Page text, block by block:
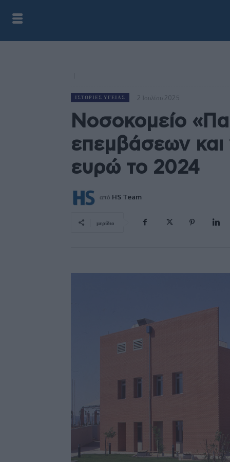
ΙΣΤΟΡΊΕΣ ΥΓΕΊΑΣ 2 Ιουλίου 2025
Νοσοκομείο
επεμβάσεων και
ευρώ το 2024
από HS Team
μερίδιο